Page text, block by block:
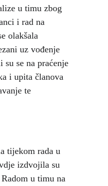
u timu zbog
i rad na
olakšala
uz vođenje
su se na praćenje
i upita članova
te
tijekom rada u
izdvojila su
u timu na